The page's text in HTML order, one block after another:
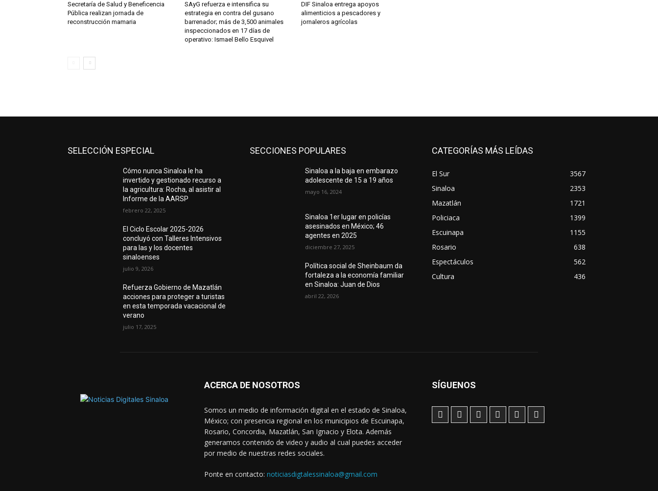
Secretaría de Salud y Beneficencia
Pública realizan jornada de
reconstrucción mamaria
SAyG refuerza e intensifica su
estrategia en contra del gusano
barrenador; más de 3,500 animales
inspeccionados en 17 días de
operativo: Ismael Bello Esquivel
DIF Sinaloa entrega apoyos
alimenticios a pescadores y
jornaleros agrícolas
SELECCIÓN ESPECIAL
Cómo nunca Sinaloa le ha
invertido y gestionado recurso a
la agricultura: Rocha, al asistir al
Informe de la AARSP
febrero 22, 2025
El Ciclo Escolar 2025-2026
concluyó con Talleres Intensivos
para las y los docentes
sinaloenses
julio 9, 2026
Refuerza Gobierno de Mazatlán
acciones para proteger a turistas
en esta temporada vacacional de
verano
julio 17, 2025
SECCIONES POPULARES
Sinaloa a la baja en embarazo
adolescente de 15 a 19 años
mayo 16, 2024
Sinaloa 1er lugar en policías
asesinados en México; 46
agentes en 2025
diciembre 27, 2025
Política social de Sheinbaum da
fortaleza a la economía familiar
en Sinaloa: Juan de Dios
abril 22, 2026
CATEGORÍAS MÁS LEÍDAS
El Sur
3567
Sinaloa
2353
Mazatlán
1721
Policiaca
1399
Escuinapa
1155
Rosario
638
Espectáculos
562
Cultura
436
ACERCA DE NOSOTROS
Somos un medio de información digital en el estado de Sinaloa,
México; con presencia regional en los municipios de Escuinapa,
Rosario, Concordia, Mazatlán, San Ignacio y Elota. Además
generamos contenido de video y audio al cual puedes acceder
por medio de nuestras redes sociales.
Ponte en contacto: noticiasdigtalessinaloa@gmail.com
SÍGUENOS